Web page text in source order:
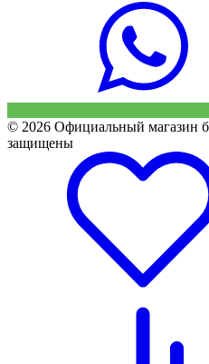
© 2026 Официальный магазин
защищены